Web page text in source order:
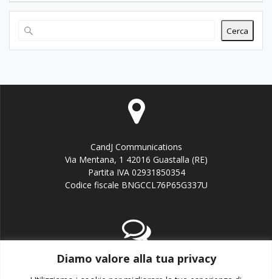
Diamo valore alla tua privacy
Cerca
CandJ Communications
Via Mentana, 1 42016 Guastalla (RE)
Partita IVA 02931850354
Codice fiscale BNGCCL76P65G337U
email:info@candj.it